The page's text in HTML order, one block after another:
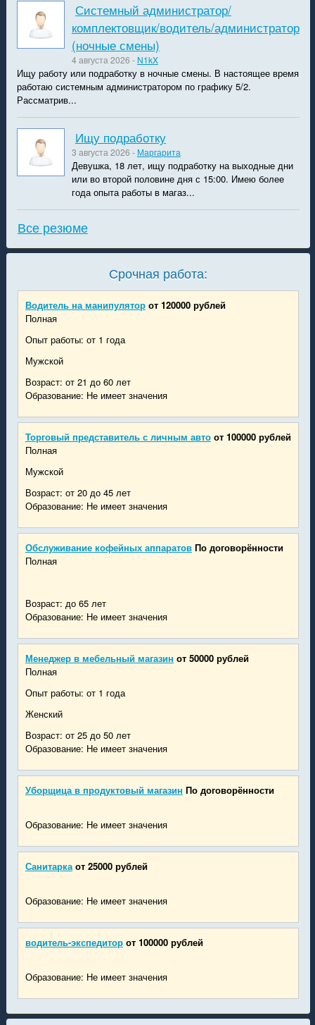
Системный администратор/
комплектовщик/водитель/администратор
(ночные смены)
4 августа 2026 - N1kX
Ищу работу или подработку в ночные смены. В настоящее время
работаю системным администратором по графику 5/2.
Рассматрив...
Ищу подработку
3 августа 2026 - Маргарита
Девушка, 18 лет, ищу подработку на выходные дни
или во второй половине дня с 15:00. Имею более
года опыта работы в магаз...
Все резюме
Срочная работа:
Водитель на манипулятор от 120000 рублей
Полная
Опыт работы: от 1 года
Мужской
Возраст: от 21 до 60 лет
Образование: Не имеет значения
Торговый представитель с личным авто от 100000 рублей
Полная
Мужской
Возраст: от 20 до 45 лет
Образование: Не имеет значения
Обслуживание кофейных аппаратов По договорённости
Полная
Возраст: до 65 лет
Образование: Не имеет значения
Менеджер в мебельный магазин от 50000 рублей
Полная
Опыт работы: от 1 года
Женский
Возраст: от 25 до 50 лет
Образование: Не имеет значения
Уборщица в продуктовый магазин По договорённости
Образование: Не имеет значения
Санитарка от 25000 рублей
Образование: Не имеет значения
водитель-экспедитор от 100000 рублей
Образование: Не имеет значения